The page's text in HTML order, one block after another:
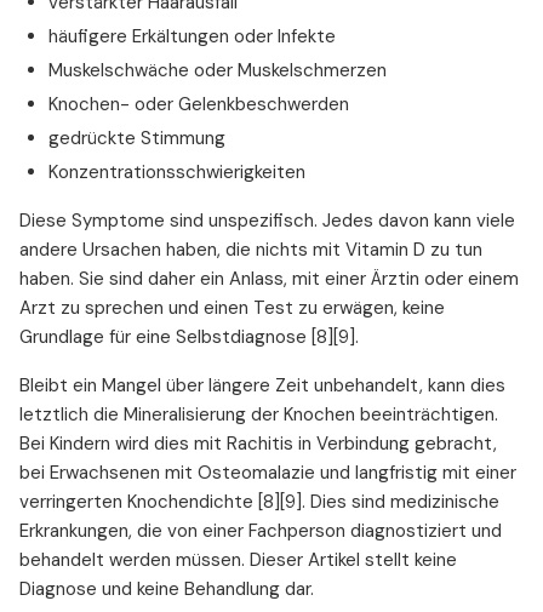
häufigere Erkältungen oder Infekte
Muskelschwäche oder Muskelschmerzen
Knochen- oder Gelenkbeschwerden
gedrückte Stimmung
Konzentrationsschwierigkeiten
Diese Symptome sind unspezifisch. Jedes davon kann viele
andere Ursachen haben, die nichts mit Vitamin D zu tun
haben. Sie sind daher ein Anlass, mit einer Ärztin oder einem
Arzt zu sprechen und einen Test zu erwägen, keine
Grundlage für eine Selbstdiagnose [8][9].
Bleibt ein Mangel über längere Zeit unbehandelt, kann dies
letztlich die Mineralisierung der Knochen beeinträchtigen.
Bei Kindern wird dies mit Rachitis in Verbindung gebracht,
bei Erwachsenen mit Osteomalazie und langfristig mit einer
verringerten Knochendichte [8][9]. Dies sind medizinische
Erkrankungen, die von einer Fachperson diagnostiziert und
behandelt werden müssen. Dieser Artikel stellt keine
Diagnose und keine Behandlung dar.